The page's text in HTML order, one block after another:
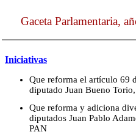
Gaceta Parlamentaria,
Iniciativas
Que reforma el artículo 69
diputado Juan Bueno
Que reforma y adiciona
diputados Juan Pablo
PAN